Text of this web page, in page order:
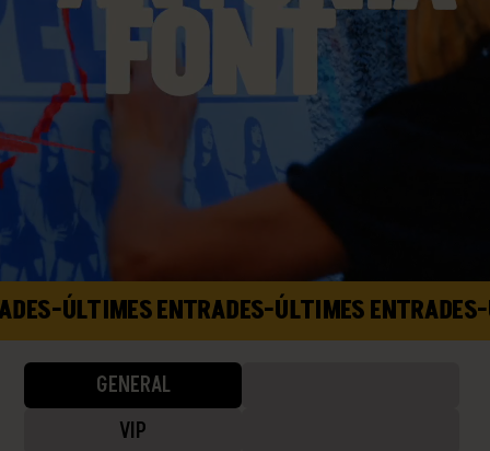
-ÚLTIMES ENTRADES-ÚLTIMES ENTRADES-
GENERAL
VIP